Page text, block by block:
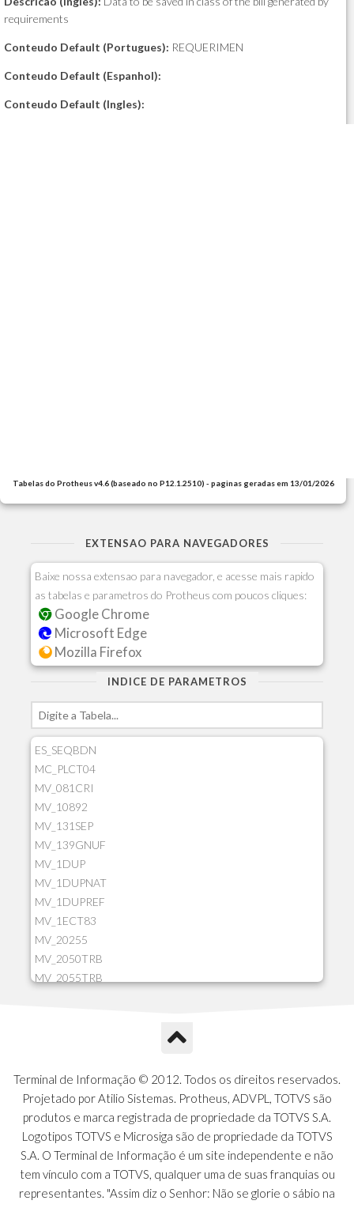
requirements
Conteudo Default (Portugues): REQUERIMEN
Conteudo Default (Espanhol):
Conteudo Default (Ingles):
Tabelas do Protheus v4.6 (baseado no P12.1.2510) - paginas geradas em 13/01/2026
EXTENSAO PARA NAVEGADORES
Baixe nossa extensao para navegador, e acesse mais rapido
as tabelas e parametros do Protheus com poucos cliques:
Google Chrome
Microsoft Edge
Mozilla Firefox
INDICE DE PARAMETROS
ES_SEQBDN
MC_PLCT04
MV_081CRI
MV_10892
MV_131SEP
MV_139GNUF
MV_1DUP
MV_1DUPNAT
MV_1DUPREF
MV_1ECT83
MV_20255
MV_2050TRB
MV_2055TRB
MV_2GNOINC
MV_320SLD
MV_325PMDA
MV_330ATCM
MV_340LOCK
MV_3DUPREF
MV_5CLIFOR
Terminal de Informação © 2012. Todos os direitos reservados.
Projetado por Atilio Sistemas. Protheus, ADVPL, TOTVS são
produtos e marca registrada de propriedade da TOTVS S.A.
Logotipos TOTVS e Microsiga são de propriedade da TOTVS
S.A. O Terminal de Informação é um site independente e não
tem vínculo com a TOTVS, qualquer uma de suas franquias ou
representantes. "Assim diz o Senhor: Não se glorie o sábio na